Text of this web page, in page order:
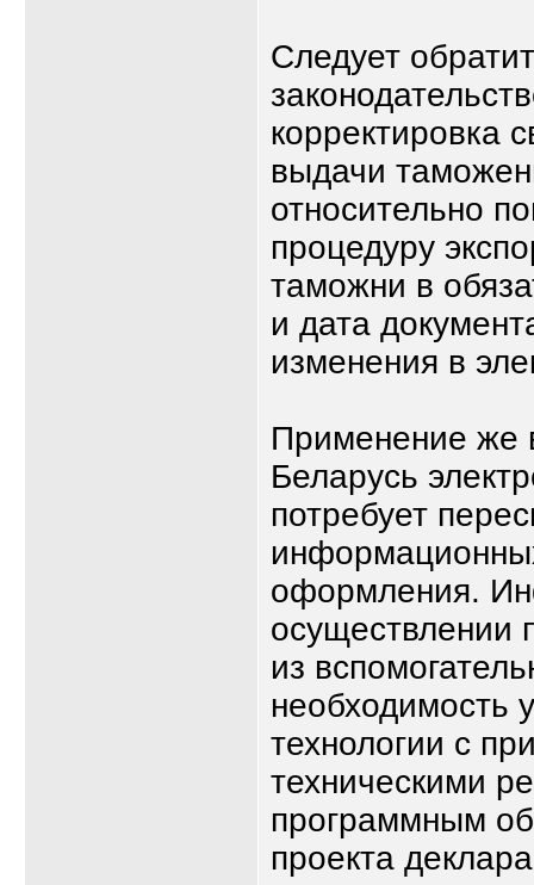
Следует
корректировка
выдачи
относительно
процедуру
таможни в
и дата
изменения в
Применение же
Беларусь
потребует
оформления.
осуществлении
из
необходимость
технологии с
техническими
программным
проекта